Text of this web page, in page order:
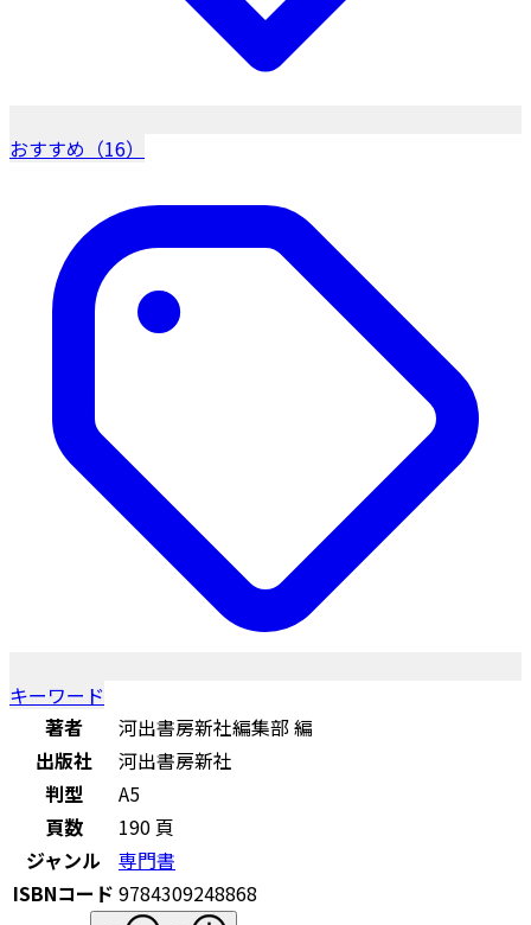
おすすめ（16）
キーワード
著者
河出書房新社編集部 編
出版社
河出書房新社
判型
A5
頁数
190 頁
ジャンル
専門書
ISBNコード 9784309248868